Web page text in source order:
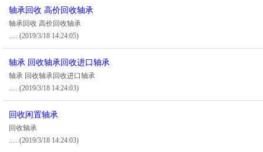
轴承回收 高价回收轴承
轴承回收 高价回收轴承
..... (2019/3/18 14:24:05)
轴承 回收轴承回收进口轴承
轴承 回收轴承回收进口轴承
..... (2019/3/18 14:24:03)
回收闲置轴承
回收轴承
..... (2019/3/18 14:24:03)